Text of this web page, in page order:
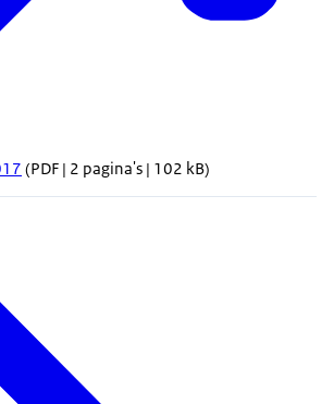
(PDF | 2 pagina's | 102 kB)